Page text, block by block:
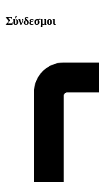
Σύνδεσμοι